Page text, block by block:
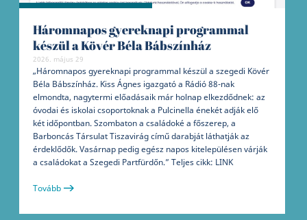
Háromnapos gyereknapi programmal
készül a Kövér Béla Bábszínház
2026. május 29
„Háromnapos gyereknapi programmal készül a szegedi Kövér
Béla Bábszínház. Kiss Ágnes igazgató a Rádió 88-nak
elmondta, nagytermi előadásaik már holnap elkezdődnek: az
óvodai és iskolai csoportoknak a Pulcinella énekét adják elő
két időpontban. Szombaton a családoké a főszerep, a
Barboncás Társulat Tiszavirág című darabját láthatják az
érdeklődők. Vasárnap pedig egész napos kitelepülésen várják
a családokat a Szegedi Partfürdőn.” Teljes cikk: LINK
Tovább